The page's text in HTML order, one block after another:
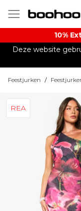
10%
Deze website
Feestjurken /
REA